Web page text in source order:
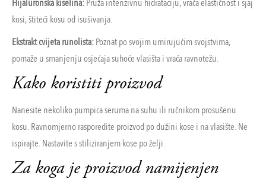
Hijaluronska kiselina:Pruža intenzivnu hidrataciju, vraća elastičnost i sjaj
kosi, štiteći kosu od isušivanja.
Ekstrakt cvijeta runolista:Poznat po svojim umirujućim svojstvima,
pomaže u smanjenju osjećaja suhoće vlasišta i vraća ravnotežu.
Kako koristiti proizvod
Nanesite nekoliko pumpica seruma na suhu ili ručnikom prosušenu
kosu. Ravnomjerno rasporedite proizvod po dužini kose i na vlasište. Ne
ispirajte. Nastavite s stiliziranjem kose po želji.
Za koga je proizvod namijenjen